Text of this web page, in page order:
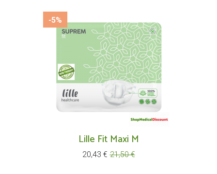
Lille Fit Maxi M
Prix
20,43 € Prix
21,50 €
-5%